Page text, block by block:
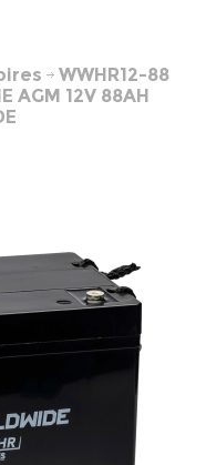
WWHR12-88
AGM 12V 88AH